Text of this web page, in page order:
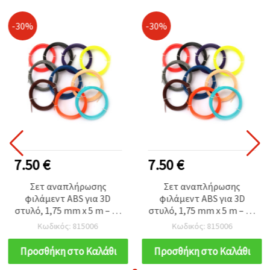
-30%
7.50 €
Σετ αναπλήρωσης
φιλάμεντ ABS για 3D
στυλό, 1,75 mm x 5 m – 10
ανάμικτα χρώματα (200–
230°C)
Κωδικός: 815006
Προσθήκη στο Καλάθι
-30%
7.50 €
Σετ αναπλήρωσης
φιλάμεντ ABS για 3D
στυλό, 1,75 mm x 5 m – 10
ανάμικτα χρώματα (200–
230°C)
Κωδικός: 815006
Προσθήκη στο Καλάθι